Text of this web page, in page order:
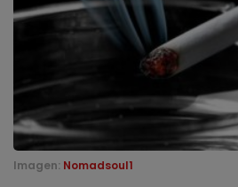
Imagen: Nomadsoul1